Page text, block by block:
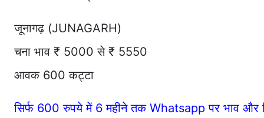
जूनागढ़ (JUNAGARH)
चना भाव ₹ 5000 से ₹ 5550
आवक 600 कट्टा
सिर्फ 600 रुपये में 6 महीने तक Whatsapp पर भाव और